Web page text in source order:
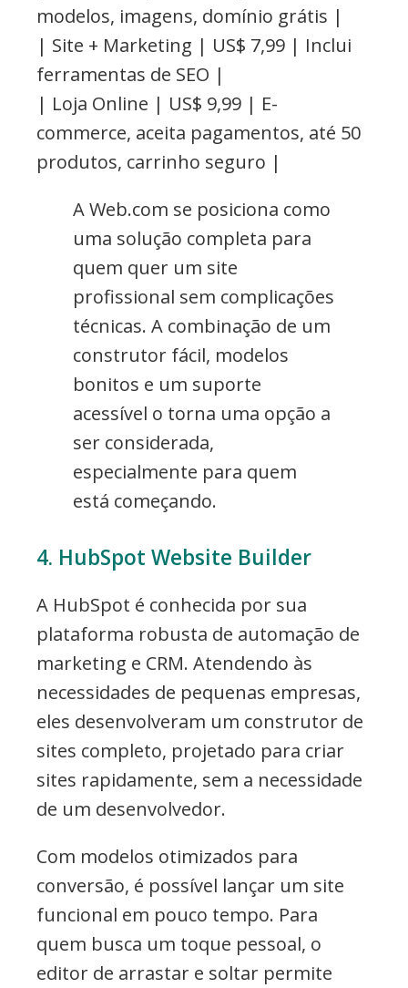
modelos, imagens, domínio grátis |
| Site + Marketing | US$ 7,99 | Inclui
ferramentas de SEO |
| Loja Online | US$ 9,99 | E-
commerce, aceita pagamentos, até 50
produtos, carrinho seguro |
A Web.com se posiciona como
uma solução completa para
quem quer um site
profissional sem complicações
técnicas. A combinação de um
construtor fácil, modelos
bonitos e um suporte
acessível o torna uma opção a
ser considerada,
especialmente para quem
está começando.
4. HubSpot Website Builder
A HubSpot é conhecida por sua
plataforma robusta de automação de
marketing e CRM. Atendendo às
necessidades de pequenas empresas,
eles desenvolveram um construtor de
sites completo, projetado para criar
sites rapidamente, sem a necessidade
de um desenvolvedor.
Com modelos otimizados para
conversão, é possível lançar um site
funcional em pouco tempo. Para
quem busca um toque pessoal, o
editor de arrastar e soltar permite